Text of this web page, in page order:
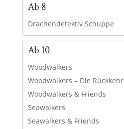
Ab 8
Drachendetektiv Schuppe
Ab 10
Woodwalkers
Woodwalkers – Die Rückkehr
Woodwalkers & Friends
Seawalkers
Seawalkers & Friends